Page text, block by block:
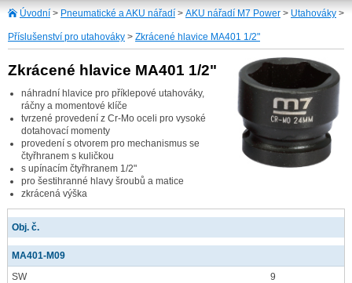
Úvodní > Pneumatické a AKU nářadí > AKU nářadí M7 Power > Utahováky >
Příslušenství pro utahováky > Zkrácené hlavice MA401 1/2"
Zkrácené hlavice MA401 1/2"
náhradní hlavice pro příklepové utahováky,
ráčny a momentové klíče
tvrzené provedení z Cr-Mo oceli pro vysoké
dotahovací momenty
provedení s otvorem pro mechanismus se
čtyřhranem s kuličkou
s upínacím čtyřhranem 1/2"
pro šestihranné hlavy šroubů a matice
zkrácená výška
Obj. č.
MA401-M09
SW
9